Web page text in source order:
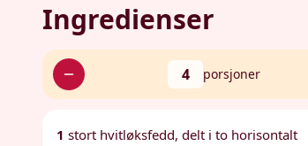
Ingredienser
4 porsjoner
1 stort hvitløksfedd, delt i to horisontalt